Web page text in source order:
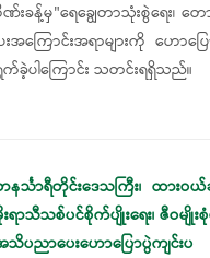
ခန့်မှ"ရေချွေတာသုံးစွဲရေး၊ တ
ကြောင်းအရာများကို ဟောပ
က်ခဲ့ပါကြောင်း သတင်းရရှိသည်။
နင်္သာရီတိုင်းဒေသကြီး၊ ထားဝ
ရာသီသစ်ပင်စိုက်ပျိုးရေး၊ ဇီဝမျို
သိပညာပေးဟောပြောပွဲကျင်းပ